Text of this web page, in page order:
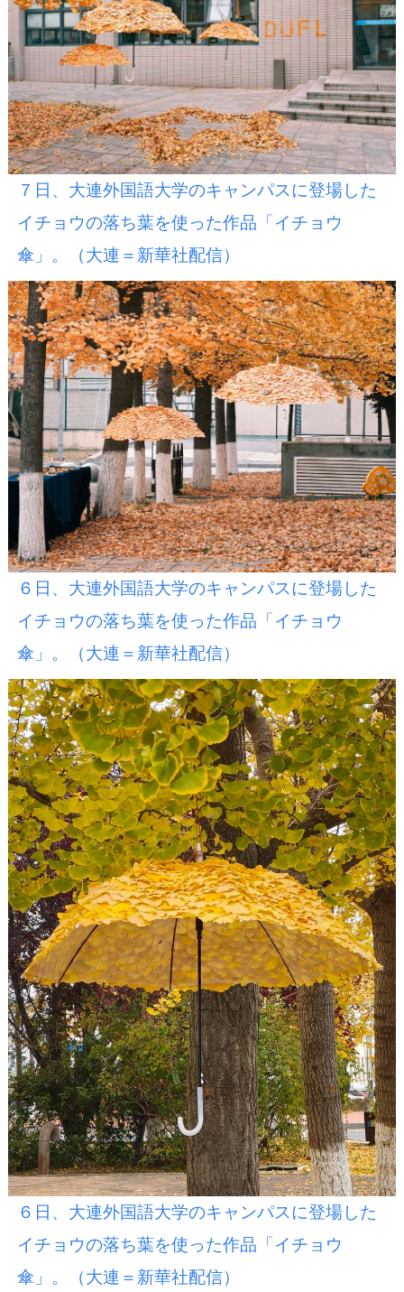
７日、大連外国語大学のキャンパスに登場した
イチョウの落ち葉を使った作品「イチョウ
傘」。（大連＝新華社配信）
６日、大連外国語大学のキャンパスに登場した
イチョウの落ち葉を使った作品「イチョウ
傘」。（大連＝新華社配信）
６日、大連外国語大学のキャンパスに登場した
イチョウの落ち葉を使った作品「イチョウ
傘」。（大連＝新華社配信）